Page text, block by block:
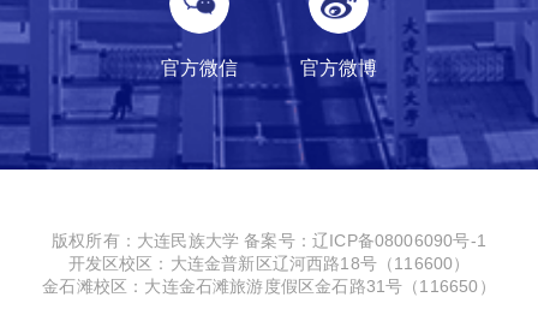
官方微信 官方微博
版权所有：大连民族大学备案号：辽ICP备08006090号-1
开发区校区：大连金普新区辽河西路18号（116600）
金石滩校区：大连金石滩旅游度假区金石路31号（116650）